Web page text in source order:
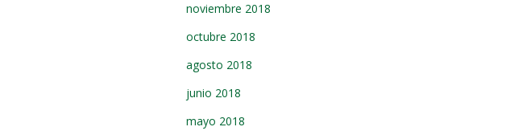
noviembre 2018
octubre 2018
agosto 2018
junio 2018
mayo 2018